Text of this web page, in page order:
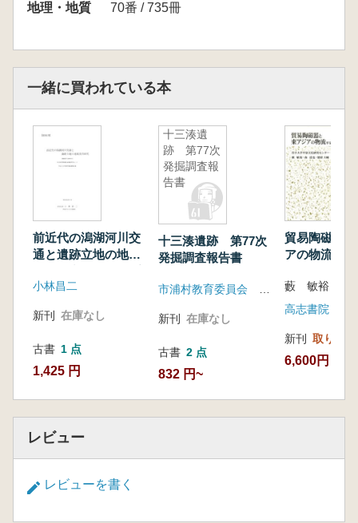
地理・地質
70番 / 735冊
一緒に買われている本
前近代の潟湖河川交
通と遺跡立地の地域
研究経過報告書
小林昌二
新刊 在庫なし
古書 1 点
1,425 円
十三湊遺
跡 第77次
発掘調査報
告書
十三湊遺跡 第77次
発掘調査報告書
新刊 在庫なし
古書 2 点
832 円~
貿易陶磁器
アの物流 平泉・博
高志書院
新刊 取り寄せ
6,600円
レビュー
レビューを書く